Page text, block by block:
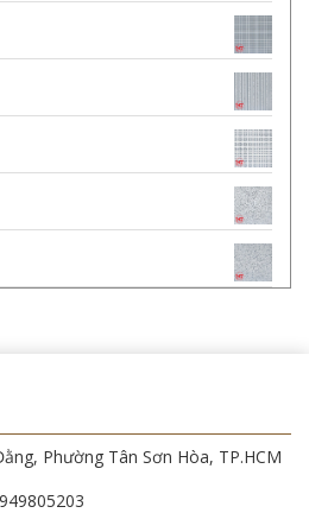
Phường Tân Sơn Hòa, TP.HCM